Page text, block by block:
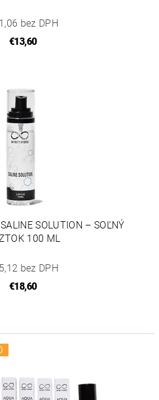
bez DPH
€13,60
SOLUTION – SOĽNÝ
100 ML
bez DPH
€18,60